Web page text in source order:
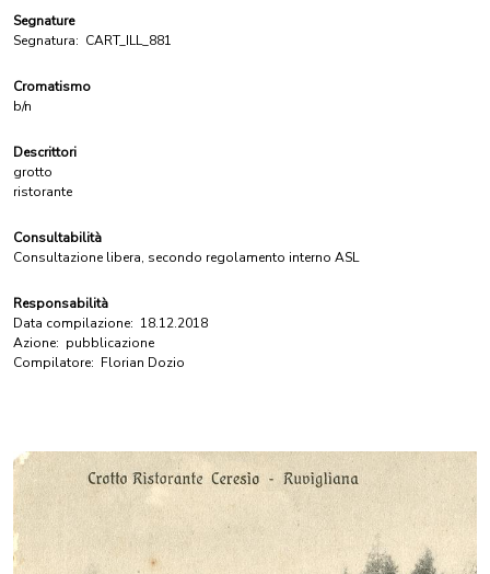
Segnature
Segnatura: CART_ILL_881
Cromatismo
b/n
Descrittori
grotto
ristorante
Consultabilità
Consultazione libera, secondo regolamento interno ASL
Responsabilità
Data compilazione: 18.12.2018
Azione: pubblicazione
Compilatore: Florian Dozio